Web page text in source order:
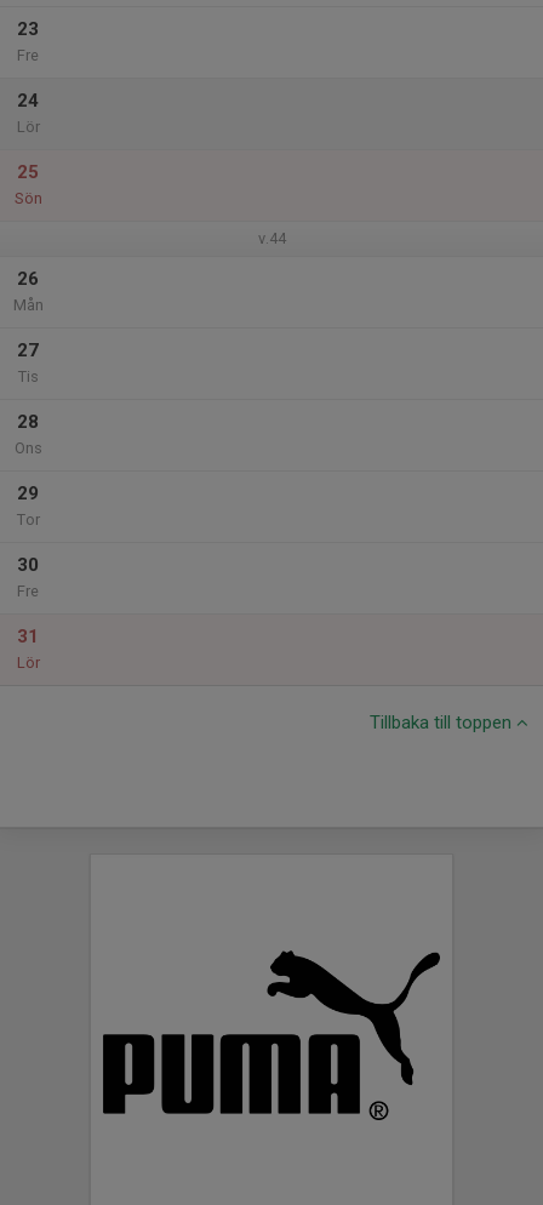
23
Fre
24
Lör
25
Sön
v.44
26
Mån
27
Tis
28
Ons
29
Tor
30
Fre
31
Lör
Tillbaka till toppen